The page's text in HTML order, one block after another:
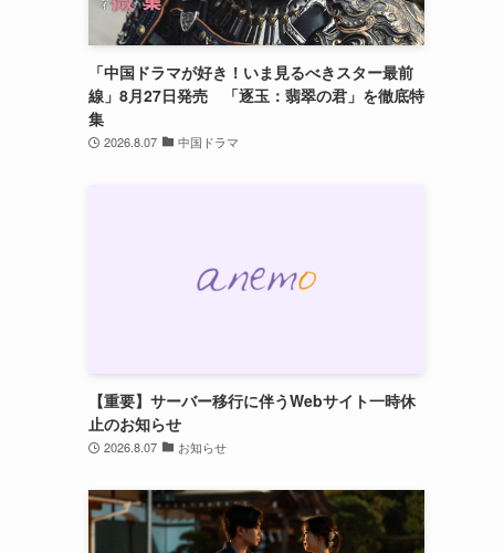
「中国ドラマが好き！いま見るべきスター最前
線」8月27日発売 「逐玉：翡翠の君」を徹底特
集
2026.8.07 中国ドラマ
【重要】サーバー移行に伴うWebサイト一時休
止のお知らせ
2026.8.07 お知らせ